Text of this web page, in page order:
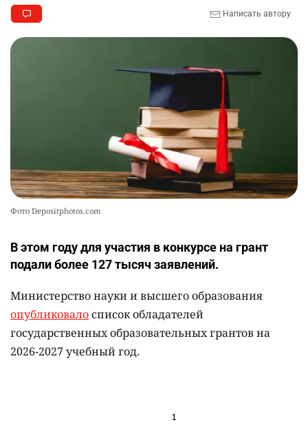
10
2 37
Написать автору
Фото Depositphotos.com
В этом году для участия в конкурсе на грант
подали более 127 тысяч заявлений.
Министерство науки и высшего образования
опубликовалосписок обладателей
государственных образовательных грантов на
2026-2027 учебный год.